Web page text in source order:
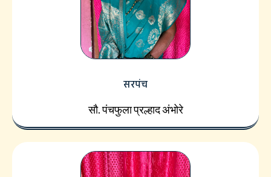
सरपंच
सौ. पंचफुला प्रल्हाद अंभोरे